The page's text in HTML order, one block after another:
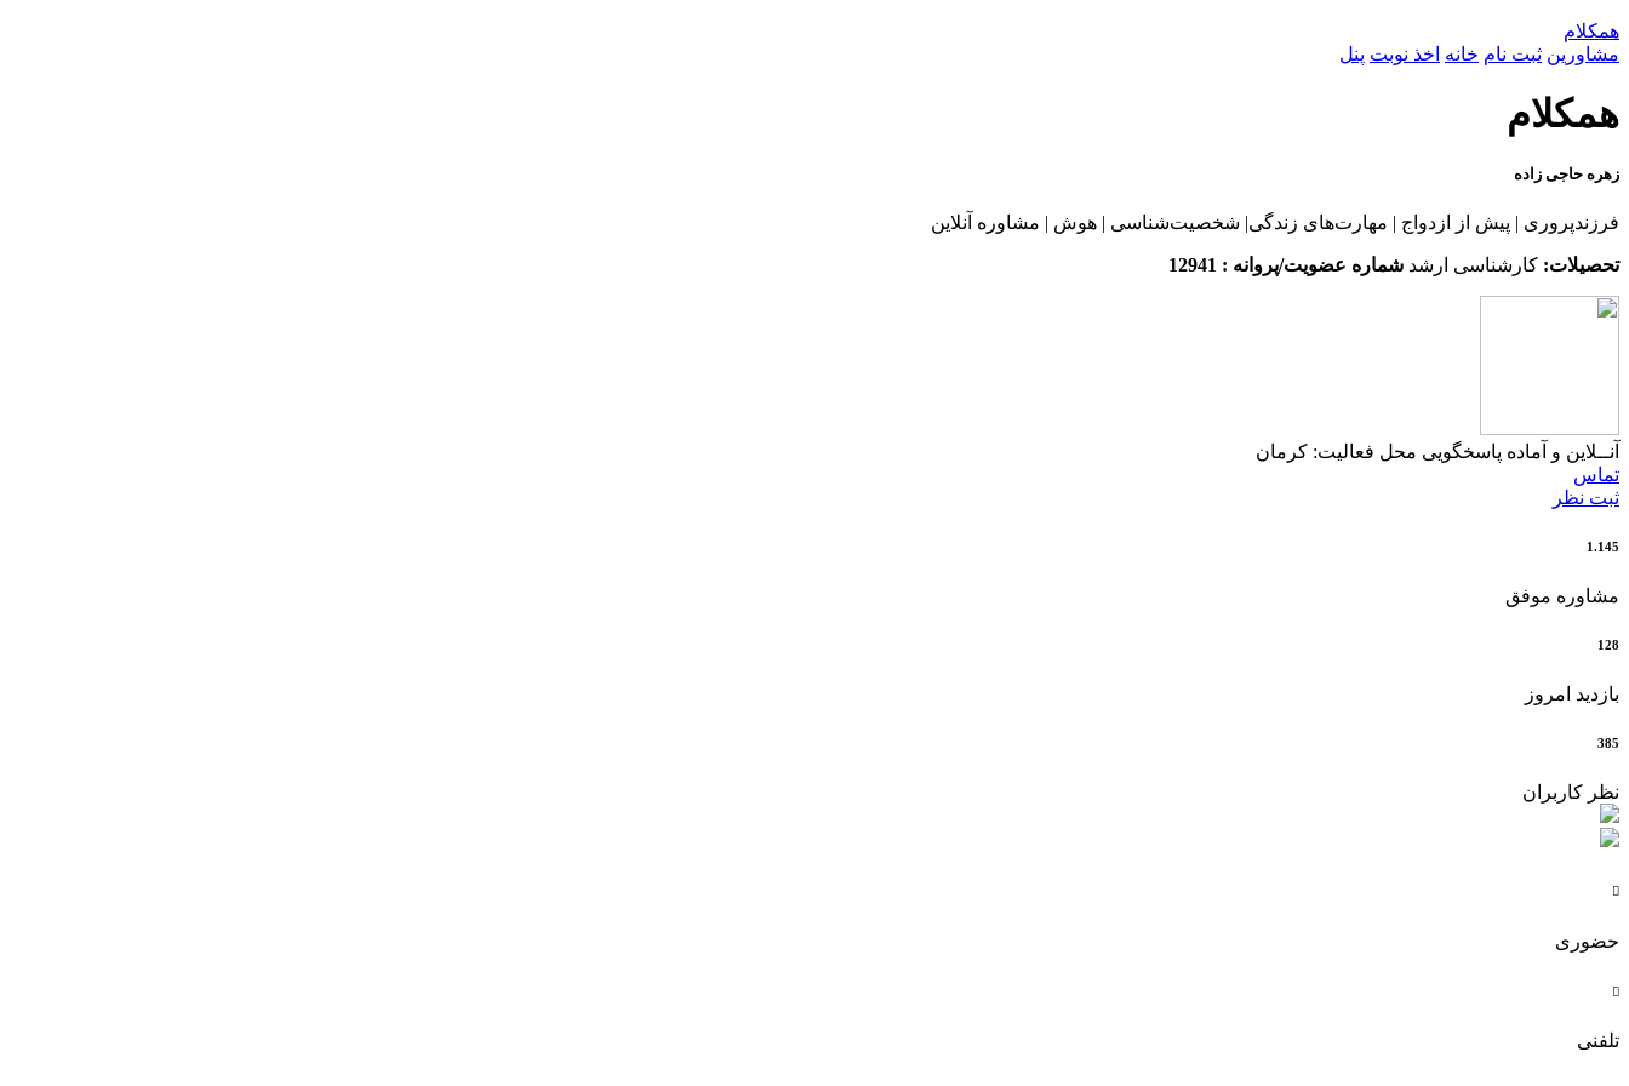
همکلام
مشاورین ثبت نام خانه اخذ نوبت پنل
همکلام
زهره حاجی زاده
فرزندپروری | پیش از ازدواج | مهارت‌های زندگی| شخصیت‌شناسی | هوش | مشاوره آنلاین
تحصیلات: کارشناسی ارشد شماره عضویت/پروانه : 12941
آنــلاین و آماده پاسخگویی محل فعالیت: کرمان
تماس
ثبت نظر
1.145
مشاوره موفق
128
بازدید امروز
385
نظر کاربران

حضوری

تلفنی